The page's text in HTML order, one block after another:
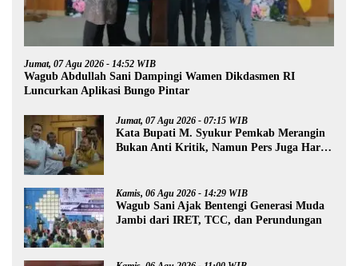
Jumat, 07 Agu 2026 - 14:52 WIB
Wagub Abdullah Sani Dampingi Wamen Dikdasmen RI
Luncurkan Aplikasi Bungo Pintar
Jumat, 07 Agu 2026 - 07:15 WIB
Kata Bupati M. Syukur Pemkab Merangin
Bukan Anti Kritik, Namun Pers Juga Harus
Kamis, 06 Agu 2026 - 14:29 WIB
Wagub Sani Ajak Bentengi Generasi Muda
Jambi dari IRET, TCC, dan Perundungan